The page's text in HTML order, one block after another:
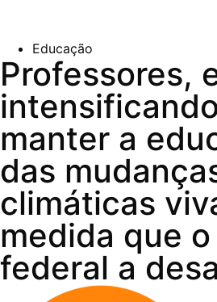
Educação
Professores,
manter a
das
climáticas
medida que
federal a